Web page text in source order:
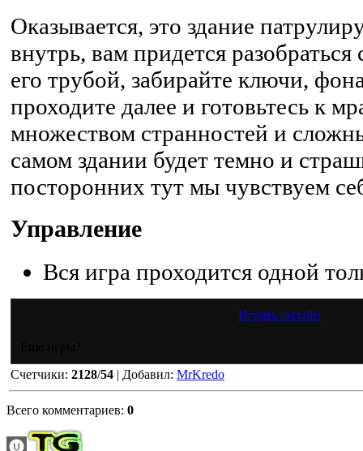
Оказывается, это здание
внутрь, вам придется
его трубой, забирайте ключи,
проходите далее и готовьтесь к
множеством странностей и
самом здании будет темно и
посторонних тут мы чувствуем
Управление
Вся игра проходится одной
Играть онлайн
Счетчики: 2128/54 | Добавил: MrKredo
Всего комментариев: 0